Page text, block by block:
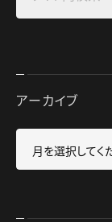
アーカイブ